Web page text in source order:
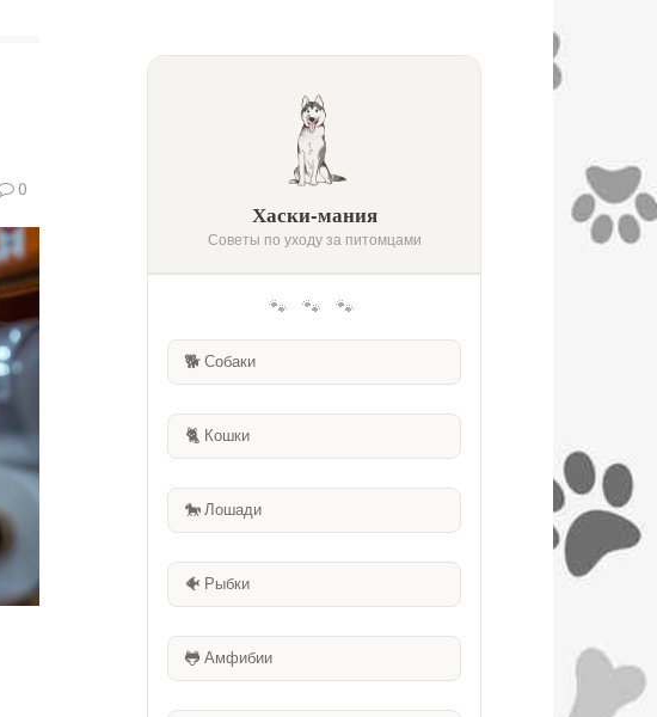
0
Хаски-мания
Советы по уходу за питомцами
🐾 🐾 🐾
🐕 Собаки
🐈 Кошки
🐎 Лошади
🐠 Рыбки
🐸 Амфибии